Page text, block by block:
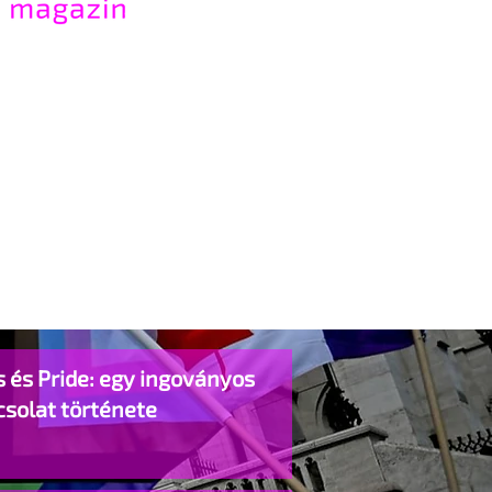
és Pride: egy ingoványos
története